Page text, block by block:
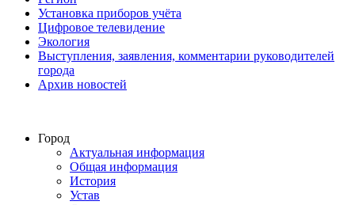
Установка приборов учёта
Цифровое телевидение
Экология
Выступления, заявления, комментарии руководителей
города
Архив новостей
Город
Актуальная информация
Общая информация
История
Устав